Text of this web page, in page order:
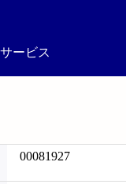
ービス
00081927